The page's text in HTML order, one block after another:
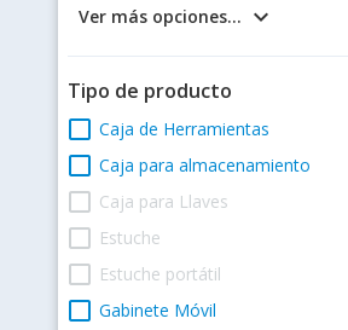
keyboard_arrow_down
Ver más opciones...
Tipo de producto
check_box_outline_blank Caja de Herramientas
check_box_outline_blank Caja para almacenamiento
check_box_outline_blank Caja para Llaves
check_box_outline_blank Estuche
check_box_outline_blank Estuche portátil
check_box_outline_blank Gabinete Móvil